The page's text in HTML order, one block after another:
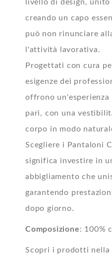
livello di design,
creando un capo
può non rinunciare
l'attività lavorativa.
Progettati con cura
esigenze dei
offrono un'esperienza
pari, con una
corpo in modo
Scegliere i Pantaloni
significa investire in
abbigliamento che
garantendo
dopo giorno.
Composizione: 100%
Scopri i prodotti nella